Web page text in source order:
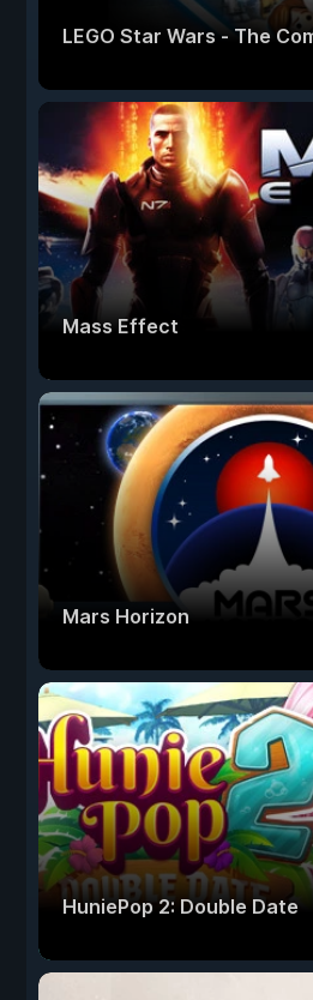
LEGO Star Wars - The
Mass Effect
Mars Horizon
HuniePop 2: Double Date